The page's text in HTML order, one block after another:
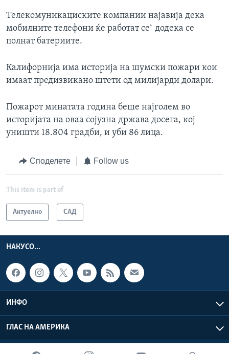
Телекомуникациските компании најавија дека
мобилните телефони ќе работат се` додека се
полнат батериите.
Калифорнија има историја на шумски пожари кои
имаат предизвикано штети од милијарди долари.
Пожарот минатата година беше најголем во
историјата на оваа сојузна држава досега, кој
уништи 18.804 градби, и уби 86 лица.
Споделете Follow us
This item is part of
Актуелно САД
НАКУСО...
ИНФО
ГЛАС НА АМЕРИКА